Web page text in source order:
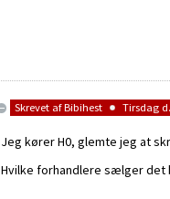
Skrevet afBibihest Tirsdag
Jeg kører H0, glemte jeg at
Hvilke forhandlere sælger det